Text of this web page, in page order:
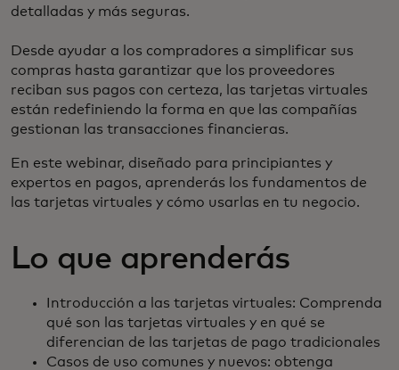
detalladas y más seguras.
Desde ayudar a los compradores a simplificar sus
compras hasta garantizar que los proveedores
reciban sus pagos con certeza, las tarjetas virtuales
están redefiniendo la forma en que las compañías
gestionan las transacciones financieras.
En este webinar, diseñado para principiantes y
expertos en pagos, aprenderás los fundamentos de
las tarjetas virtuales y cómo usarlas en tu negocio.
Lo que aprenderás
Introducción a las tarjetas virtuales: Comprenda
qué son las tarjetas virtuales y en qué se
diferencian de las tarjetas de pago tradicionales
Casos de uso comunes y nuevos: obtenga